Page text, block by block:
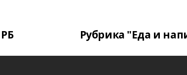
Рубрика "Еда и